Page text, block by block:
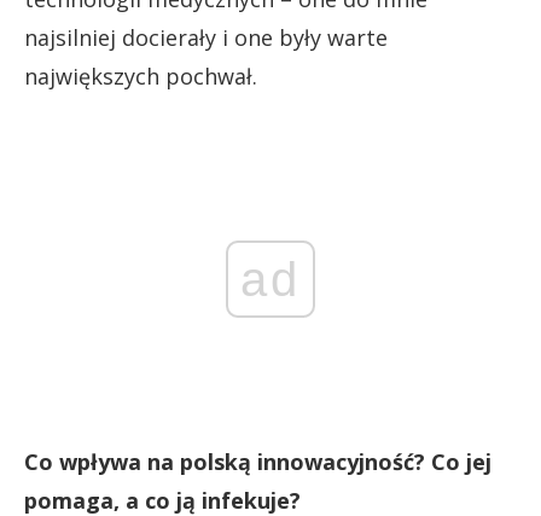
najsilniej docierały i one były warte
największych pochwał.
ad
Co wpływa na polską innowacyjność? Co jej
pomaga, a co ją infekuje?